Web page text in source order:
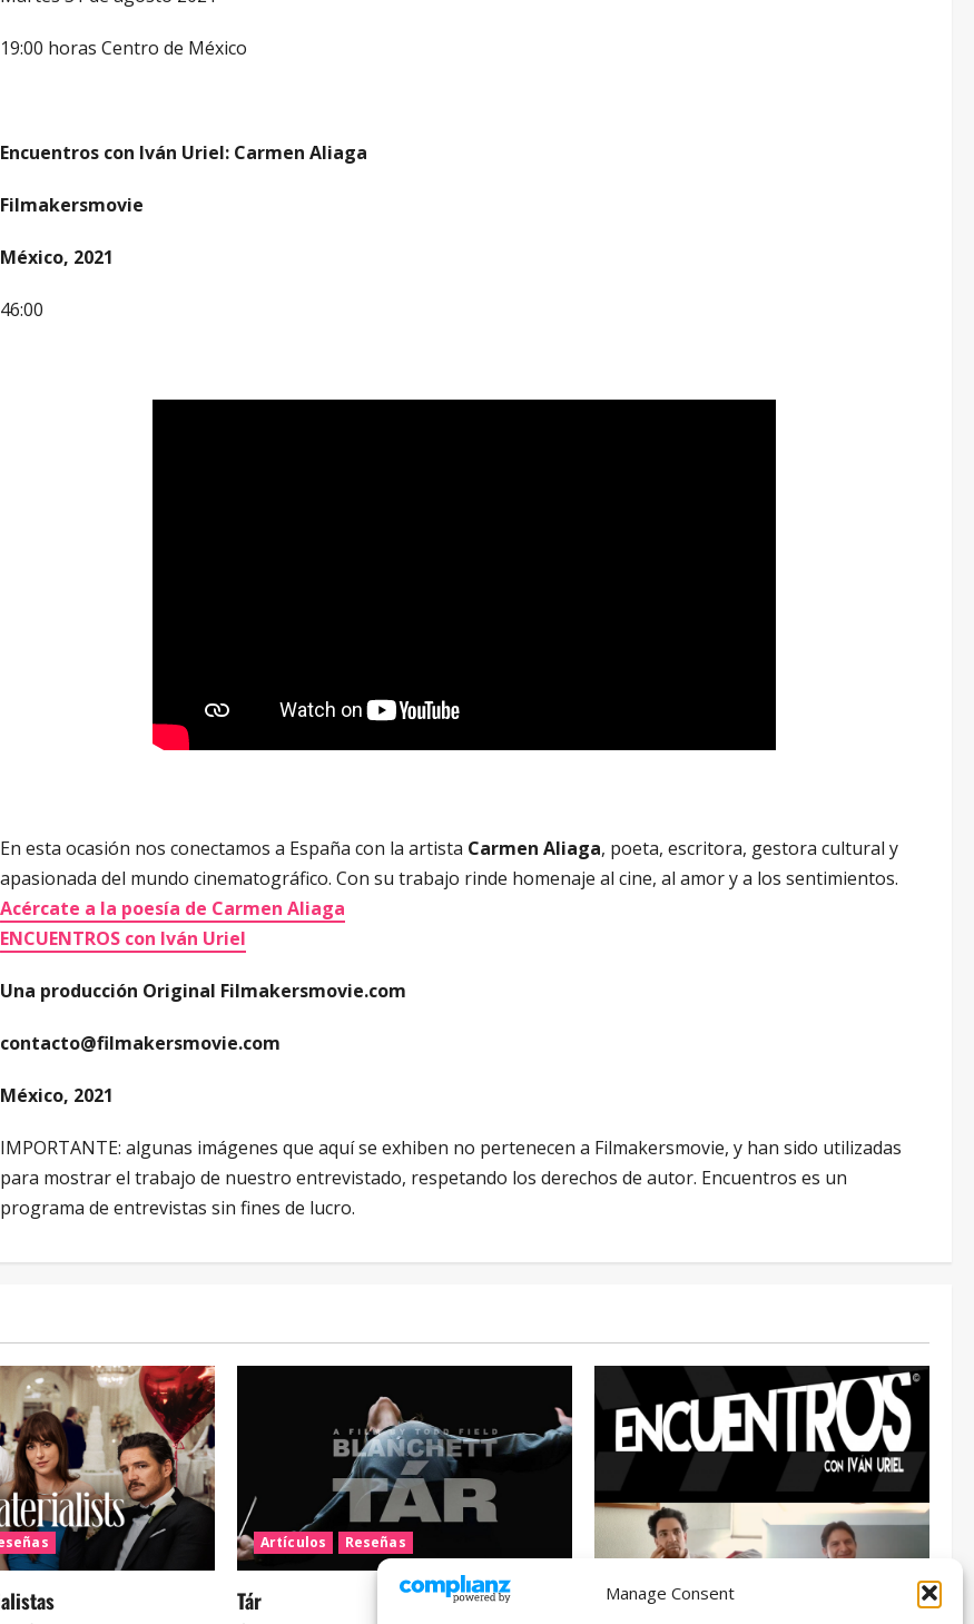
Manage Consent
19:00 horas Centro de México
Encuentros con Iván Uriel: Carmen Aliaga
Filmakersmovie
México, 2021
46:00
En esta ocasión nos conectamos a España con la artista Carmen Aliaga, poeta, escritora, gestora cultural y
apasionada del mundo cinematográfico. Con su trabajo rinde homenaje al cine, al amor y a los sentimientos.
Acércate a la poesía de Carmen Aliaga
ENCUENTROS con Iván Uriel
Una producción Original Filmakersmovie.com
contacto@filmakersmovie.com
México, 2021
IMPORTANTE: algunas imágenes que aquí se exhiben no pertenecen a Filmakersmovie, y han sido utilizadas
para mostrar el trabajo de nuestro entrevistado, respetando los derechos de autor. Encuentros es un
programa de entrevistas sin fines de lucro.
Artículos Reseñas
Tár